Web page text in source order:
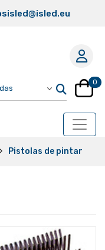
0
Pistolas de pintar